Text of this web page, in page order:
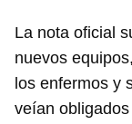
La nota oficial
nuevos
los enfermos y
veían